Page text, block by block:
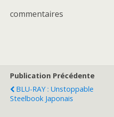
commentaires
Publication Précédente
BLU-RAY : Unstoppable
Steelbook Japonais